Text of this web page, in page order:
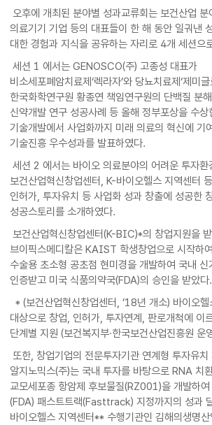
오후에 개최된 분야별 성과교류회는 보건산업
의료기기 기업 등의 대표들이 한 해 동안 일궈낸
대한 경험과 지식을 공유하는 자리로 4개 세션으
세션 1 에서는 GENOSCO(주) 고종성 대표가
비소세포폐암치료제‘렉라자’와 당뇨치료제‘제미
한국화학연구원 황종연 책임연구원의 단백질 분
신약개발 연구 성공사례 등 올해 정부포상을 수
기술개발에서 사업화까지 미래 의료의 혁신에 기
기술진흥 우수성과를 발표하였다.
세션 2 에서는 바이오 의료분야의 어려운 투자환
보건산업혁신창업센터, K-바이오헬스 지역센터
인허가, 투자유치 등 사업화 성과 창출에 성공한
성공스토리를 소개하였다.
보건산업혁신창업센터(K-BIC)*의 창업지원을
브이픽스메디칼은 KAIST 학생창업으로 시작하
수술용 초소형 공초점 현미경을 개발하여 국내
인증받고 미국 식품의약국(FDA)의 승인을 받았다.
* (보건산업혁신창업센터, ’18년 개소) 바이오
대상으로 창업, 인허가, 투자연계, 판로개척에 이
단계별 지원 (보건복지부·한국보건산업진흥원 운
또한, 창업기업의 전문투자기관 연계형 투자유
알지노믹스(주)는 국내 투자를 바탕으로 RNA 치
교모세포종 항암제 후보물질(RZ001)을 개발하
(FDA) 패스트트랙(Fasttrack) 지정까지의 성과
바이오헬스 지역센터** 수행기관인 김해의생명